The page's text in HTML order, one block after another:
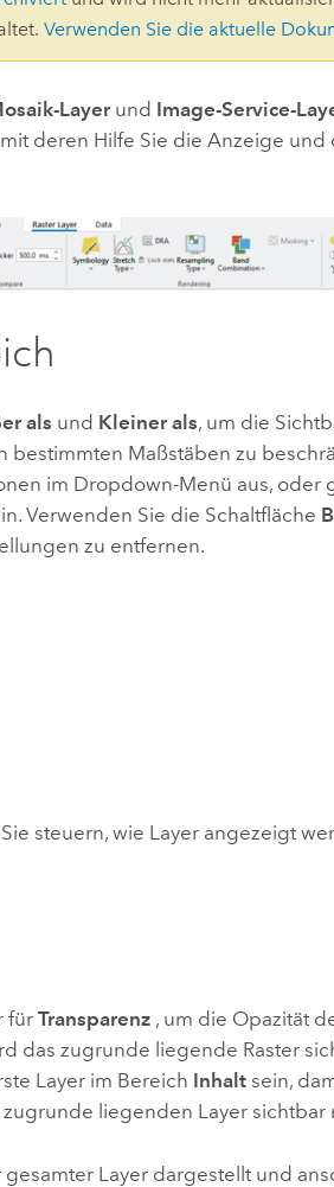
Alle Storys
Verwenden Sie die aktuelle
Layer und Image-Service-
deren Hilfe Sie die Anzeige und
als und Kleiner als, um die
bestimmten Maßstäben zu
im Dropdown-Menü aus, oder
Verwenden Sie die Schaltfläche
zu entfernen.
steuern, wie Layer angezeigt
fürTransparenz , um die Opazität
das zugrunde liegende Raster
Layer im Bereich Inhalt sein,
liegenden Layer sichtbar
Layer dargestellt und